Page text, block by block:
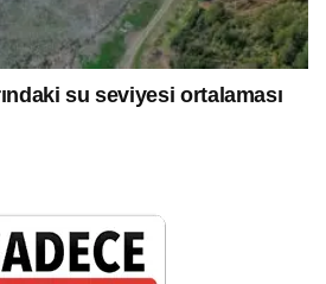
su seviyesi ortalaması